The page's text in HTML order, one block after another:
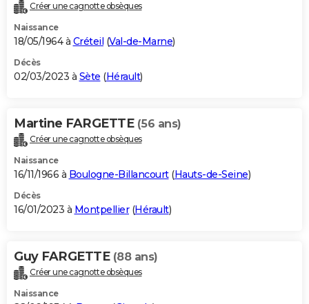
Créer une cagnotte obsèques
Naissance
18/05/1964 à Créteil (Val-de-Marne)
Décès
02/03/2023 à Sète (Hérault)
Martine FARGETTE (56 ans)
Créer une cagnotte obsèques
Naissance
16/11/1966 à Boulogne-Billancourt(Hauts-de-Seine)
Décès
16/01/2023 à Montpellier(Hérault)
Guy FARGETTE (88 ans)
Créer une cagnotte obsèques
Naissance